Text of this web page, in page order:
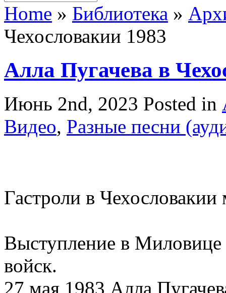
Home » Библиотека »
Чехословакии 1983
Алла Пугачева в
Июнь 2nd, 2023 Posted in
Видео, Разные песни
Гастроли в
Выступление в
войск.
27 мая 1983 Алла